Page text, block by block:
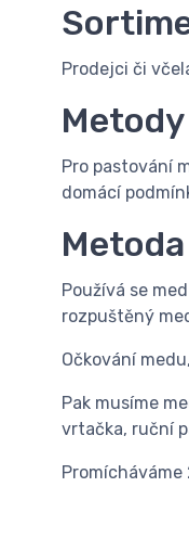
Prodejci či
Pro pastování
domácí
Používá se
rozpuštěný
Očkování
Pak musíme
vrtačka, ruční
Promícháváme